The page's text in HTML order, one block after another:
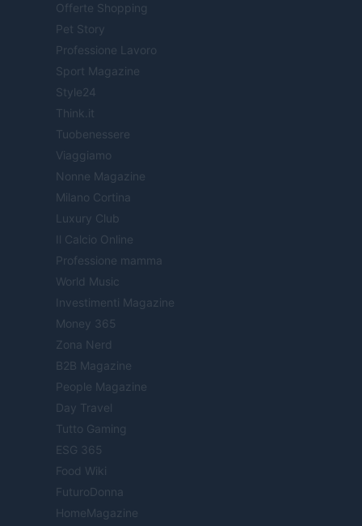
Offerte Shopping
Pet Story
Professione Lavoro
Sport Magazine
Style24
Think.it
Tuobenessere
Viaggiamo
Nonne Magazine
Milano Cortina
Luxury Club
Il Calcio Online
Professione mamma
World Music
Investimenti Magazine
Money 365
Zona Nerd
B2B Magazine
People Magazine
Day Travel
Tutto Gaming
ESG 365
Food Wiki
FuturoDonna
HomeMagazine